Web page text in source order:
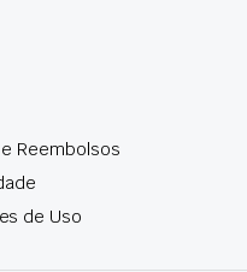
Reembolsos
de Uso